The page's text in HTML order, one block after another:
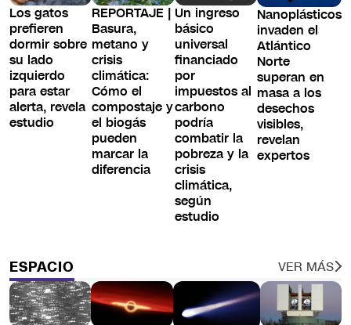
Los gatos
prefieren
dormir sobre
su lado
izquierdo
para estar
alerta, revela
estudio
REPORTAJE |
Basura,
metano y
crisis
climática:
Cómo el
compostaje y
el biogás
pueden
marcar la
diferencia
Un ingreso
básico
universal
financiado
por
impuestos al
carbono
podría
combatir la
pobreza y la
crisis
climática,
según
estudio
Nanoplásticos
invaden el
Atlántico
Norte
superan en
masa a los
desechos
visibles,
revelan
expertos
ESPACIO VER MÁS